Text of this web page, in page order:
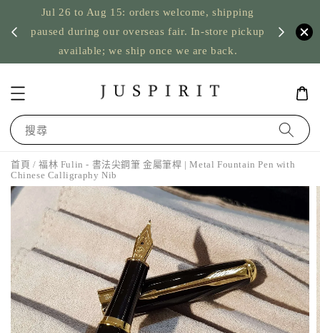
shipping
fair. In-store pickup
we are back.
US orders: taxes prepaid up to USD
nothing to pay on delivery
搜尋
首頁 / 福林 Fulin - 書法尖鋼筆 金屬筆桿 | Metal Fountain Pen with
Chinese Calligraphy Nib